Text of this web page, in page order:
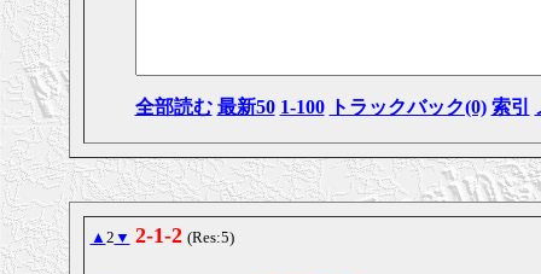
全部読む 最新50 1-100 トラックバック(0) 索引
▲ 2 ▼ 2-1-2 (Res:5)